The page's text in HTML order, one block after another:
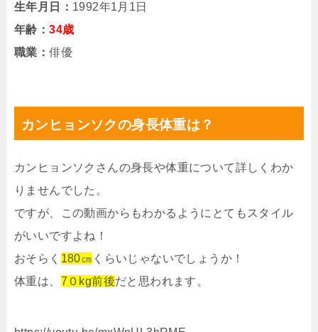
生年月日： 1992年1月1日
年齢：34歳
職業：俳優
カンヒョンソクの身長体重は？
カンヒョンソクさんの身長や体重について詳しくわか
りませんでした。
ですが、この動画からもわかるようにとてもスタイル
がいいですよね！
おそらく 180㎝ くらいじゃないでしょうか！
体重は、 7０kg前後だと思われます。